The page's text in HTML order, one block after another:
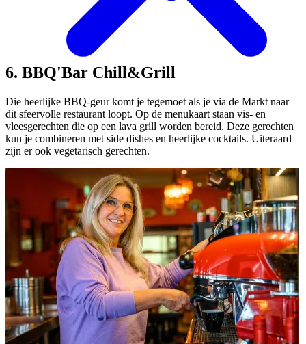
6. BBQ'Bar Chill&Grill
Die heerlijke BBQ-geur komt je tegemoet als je via de Markt naar
dit sfeervolle restaurant loopt. Op de menukaart staan vis- en
vleesgerechten die op een lava grill worden bereid. Deze gerechten
kun je combineren met side dishes en heerlijke cocktails. Uiteraard
zijn er ook vegetarisch gerechten.